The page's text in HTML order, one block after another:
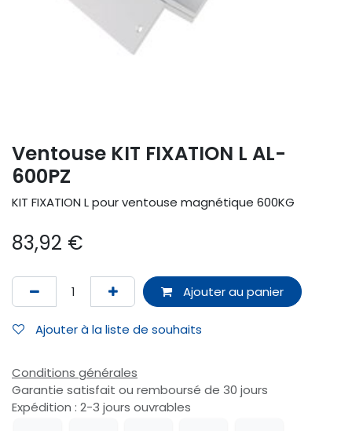
Ventouse KIT FIXATION L AL-
600PZ
KIT FIXATION L pour ventouse magnétique 600KG
83,92 €
Ajouter au panier
Ajouter à la liste de souhaits
Conditions générales
Garantie satisfait ou remboursé de 30 jours
Expédition : 2-3 jours ouvrables